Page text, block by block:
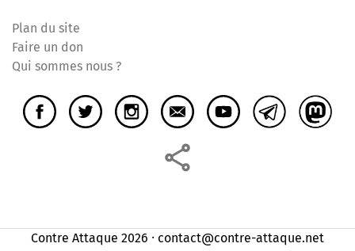
Plan du site
Faire un don
Qui sommes nous ?
Contre Attaque 2026 ⸱ contact@contre-attaque.net